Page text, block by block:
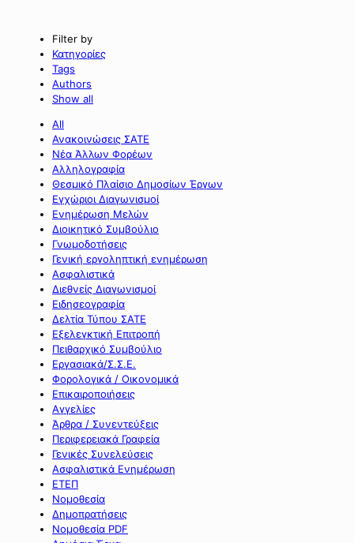
Filter by
Κατηγορίες
Tags
Authors
Show all
All
Ανακοινώσεις ΣΑΤΕ
Νέα Άλλων Φορέων
Αλληλογραφία
Θεσμικό Πλαίσιο Δημοσίων Έργων
Εγχώριοι Διαγωνισμοί
Ενημέρωση Μελών
Διοικητικό Συμβούλιο
Γνωμοδοτήσεις
Γενική εργοληπτική ενημέρωση
Ασφαλιστικά
Διεθνείς Διαγωνισμοί
Ειδησεογραφία
Δελτία Τύπου ΣΑΤΕ
Εξελεγκτική Επιτροπή
Πειθαρχικό Συμβούλιο
Εργασιακά/Σ.Σ.Ε.
Φορολογικά / Οικονομικά
Επικαιροποιήσεις
Αγγελίες
Άρθρα / Συνεντεύξεις
Περιφερειακά Γραφεία
Γενικές Συνελεύσεις
Ασφαλιστικά Ενημέρωση
ΕΤΕΠ
Νομοθεσία
Δημοπρατήσεις
Νομοθεσία PDF